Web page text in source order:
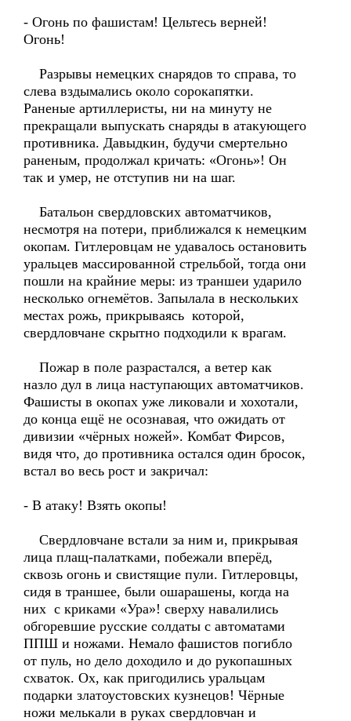
- Огонь по фашистам! Цельтесь верней!
Огонь!
Разрывы немецких снарядов то справа, то
слева вздымались около сорокапятки.
Раненые артиллеристы, ни на минуту не
прекращали выпускать снаряды в атакующего
противника. Давыдкин, будучи смертельно
раненым, продолжал кричать: «Огонь»! Он
так и умер, не отступив ни на шаг.
Батальон свердловских автоматчиков,
несмотря на потери, приближался к немецким
окопам. Гитлеровцам не удавалось остановить
уральцев массированной стрельбой, тогда они
пошли на крайние меры: из траншеи ударило
несколько огнемётов. Запылала в нескольких
местах рожь, прикрываясь которой,
свердловчане скрытно подходили к врагам.
Пожар в поле разрастался, а ветер как
назло дул в лица наступающих автоматчиков.
Фашисты в окопах уже ликовали и хохотали,
до конца ещё не осознавая, что ожидать от
дивизии «чёрных ножей». Комбат Фирсов,
видя что, до противника остался один бросок,
встал во весь рост и закричал:
- В атаку! Взять окопы!
Свердловчане встали за ним и, прикрывая
лица плащ-палатками, побежали вперёд,
сквозь огонь и свистящие пули. Гитлеровцы,
сидя в траншее, были ошарашены, когда на
них с криками «Ура»! сверху навалились
обгоревшие русские солдаты с автоматами
ППШ и ножами. Немало фашистов погибло
от пуль, но дело доходило и до рукопашных
схваток. Ох, как пригодились уральцам
подарки златоустовских кузнецов! Чёрные
ножи мелькали в руках свердловчан и